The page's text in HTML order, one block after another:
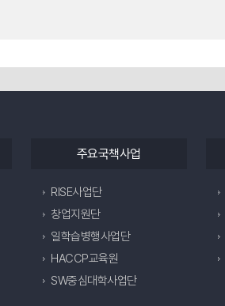
주요국책사업
RISE사업단
창업지원단
일학습병행사업단
HACCP교육원
SW중심대학사업단